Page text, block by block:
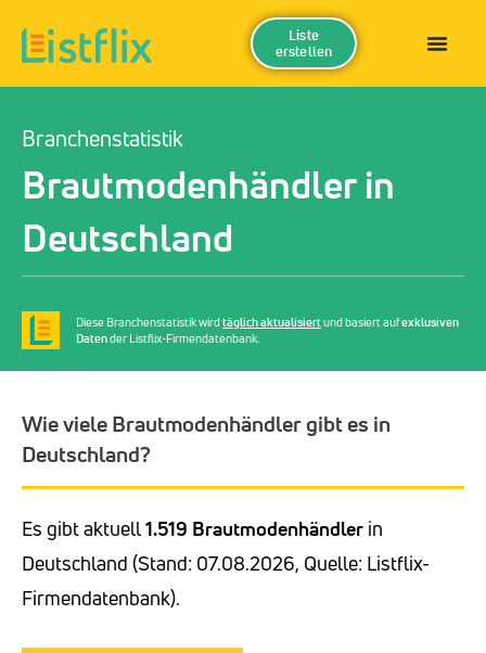
Liste
erstellen
Branchenstatistik
Brautmodenhändler in
Deutschland
Diese Branchenstatistik wirdtäglich aktualisiertund basiert aufexklusiven
Datender Listflix-Firmendatenbank.
Wie viele Brautmodenhändler gibt es in
Deutschland?
Es gibt aktuell1.519 Brautmodenhändler in
Deutschland (Stand: 07.08.2026, Quelle: Listflix-
Firmendatenbank).